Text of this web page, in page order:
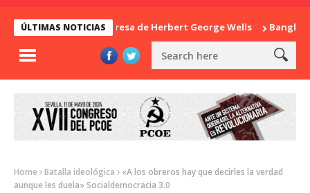
ÚLTIMAS NOTICIAS
La sorpresa de Herbert George Wells Bangladesh:
Home Batalla ideológica
«A los obreros hay que decirles la verdad
aunque les duela» Socialdemocracia 3.0